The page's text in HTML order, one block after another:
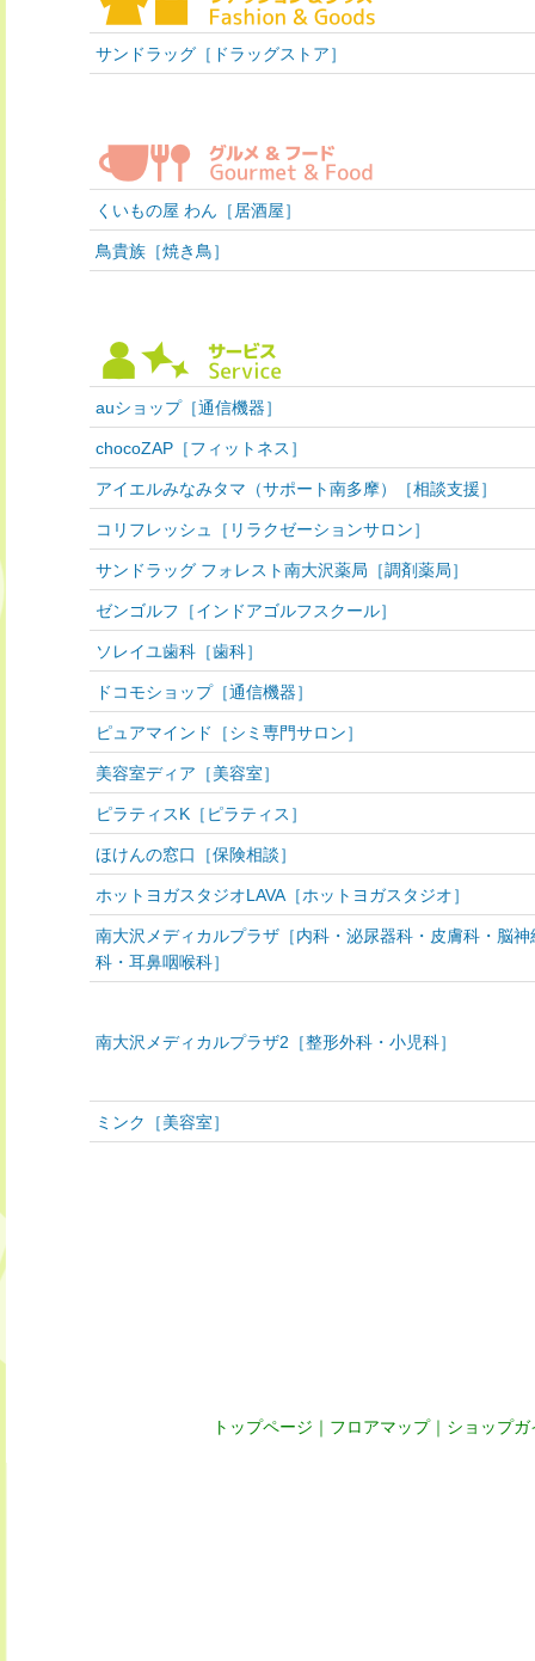
サンドラッグ［ドラッグストア］
くいもの屋 わん［居酒屋］
鳥貴族［焼き鳥］
auショップ［通信機器］
chocoZAP［フィットネス］
アイエルみなみタマ（サポート南多摩）［相談支援］
コリフレッシュ［リラクゼーションサロン］
サンドラッグ フォレスト南大沢薬局［調剤薬局］
ゼンゴルフ［インドアゴルフスクール］
ソレイユ歯科［歯科］
ドコモショップ［通信機器］
ピュアマインド［シミ専門サロン］
美容室ディア［美容室］
ピラティスK［ピラティス］
ほけんの窓口［保険相談］
ホットヨガスタジオLAVA［ホットヨガスタジオ］
南大沢メディカルプラザ［内科・泌尿器科・皮膚科・脳神
科・耳鼻咽喉科］
南大沢メディカルプラザ2［整形外科・小児科］
ミンク［美容室］
トップページ ｜ フロアマップ｜ ショップガ